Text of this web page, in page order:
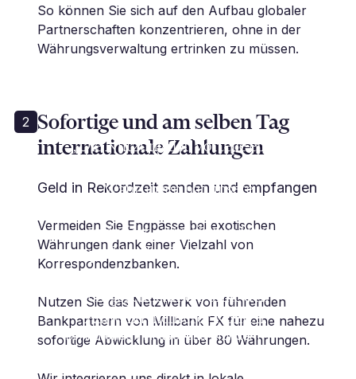
So können Sie sich auf den Aufbau globaler
Partnerschaften konzentrieren, ohne in der
Währungsverwaltung ertrinken zu müssen.
„Die Nutzung der Vorteile eines
benannten Kontos mit mehreren
Währungen hat unsere
optimiert... wir können jetzt
problemlos Zahlungen von
Kunden auf der ganzen Welt
entgegennehmen, ohne den
Aufwand mehrerer Konten.“
D. Ahoronee | Inhaber und Gründer |
Empire Textiles
2 Sofortige und am selben Tag
internationale Zahlungen
Geld in Rekordzeit senden und empfangen
Vermeiden Sie Engpässe bei exotischen
Währungen dank einer Vielzahl von
Korrespondenzbanken.
Nutzen Sie das Netzwerk von führenden
Bankpartnern von Millbank FX für eine nahezu
sofortige Abwicklung in über 80 Währungen.